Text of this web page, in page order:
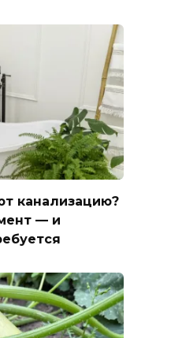
канализацию?
— и